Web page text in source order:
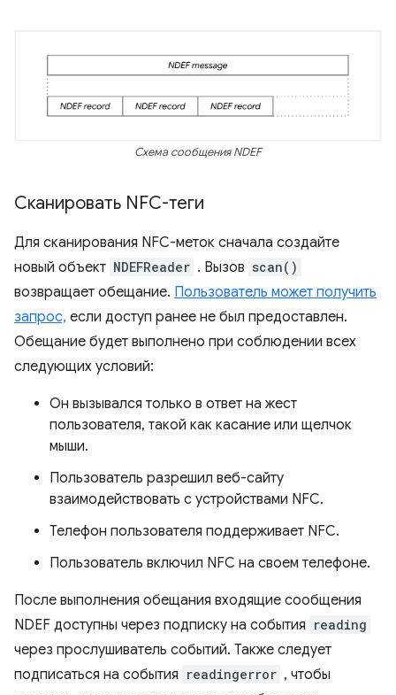
Схема сообщения NDEF
Сканировать NFC-теги
Для сканирования NFC-меток сначала создайте
новый объект NDEFReader . Вызов scan()
возвращает обещание. Пользователь может получить
запрос, если доступ ранее не был предоставлен.
Обещание будет выполнено при соблюдении всех
следующих условий:
Он вызывался только в ответ на жест
пользователя, такой как касание или щелчок
мыши.
Пользователь разрешил веб-сайту
взаимодействовать с устройствами NFC.
Телефон пользователя поддерживает NFC.
Пользователь включил NFC на своем телефоне.
После выполнения обещания входящие сообщения
NDEF доступны через подписку на события reading
через прослушиватель событий. Также следует
подписаться на события readingerror , чтобы